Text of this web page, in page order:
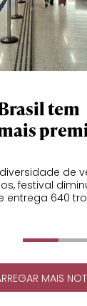
tem
de
festival
entrega 640
MAIS